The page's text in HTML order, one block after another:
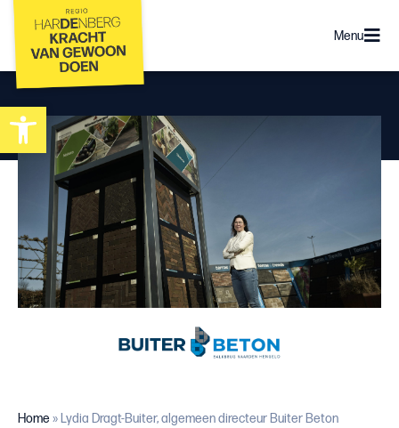
Toolbar openen
Menu
Home » Lydia Dragt-Buiter, algemeen directeur Buiter Beton